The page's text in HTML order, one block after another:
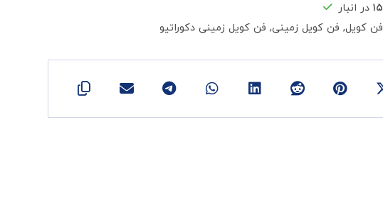
۱۵ در انبار
فن کویل, فن کویل زمینی, فن کویل زمینی دکوراتیو